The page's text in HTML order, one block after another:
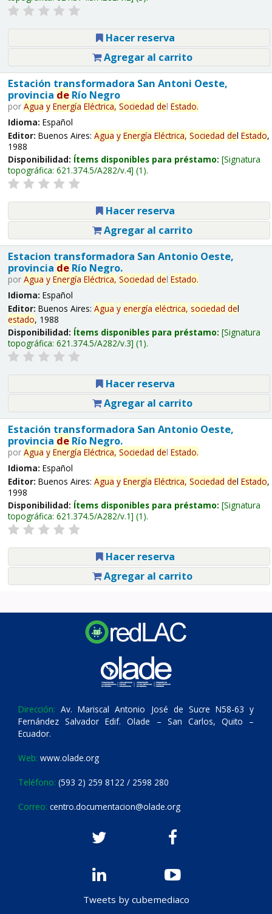
Hacer reserva
Agregar al carrito
Estación transformadora San Antoni Oeste,
provincia deRío Negro
por Agua y Energía Eléctrica, Sociedad del Estado.
Idioma: Español
Editor: Buenos Aires: Agua y Energía Eléctrica, Sociedad del Estado,
1988
Disponibilidad: Ítems disponibles para préstamo: Signatura
topográfica: 621.374.5/A282/v.4 (1).
Hacer reserva
Agregar al carrito
Estacion transformadora San Antonio Oeste,
provincia deRío Negro.
por Agua y Energía Eléctrica, Sociedad del Estado.
Idioma: Español
Editor: Buenos Aires: Agua y energía eléctrica, sociedad del
estado, 1988
Disponibilidad: Ítems disponibles para préstamo: Signatura
topográfica: 621.374.5/A282/v.3 (1).
Hacer reserva
Agregar al carrito
Estación transformadora San Antonio Oeste,
provincia deRío Negro.
por Agua y Energía Eléctrica, Sociedad del Estado.
Idioma: Español
Editor: Buenos Aires: Agua y Energía Eléctrica, Sociedad del Estado,
1998
Disponibilidad: Ítems disponibles para préstamo: Signatura
topográfica: 621.374.5/A282/v.1 (1).
Hacer reserva
Agregar al carrito
Dirección: Av. Mariscal Antonio José de Sucre N58-63 y
Fernández Salvador Edif. Olade – San Carlos, Quito –
Ecuador.
Web: www.olade.org
Teléfono: (593 2) 259 8122 / 2598 280
Correo: centro.documentacion@olade.org
Tweets by cubemediaco